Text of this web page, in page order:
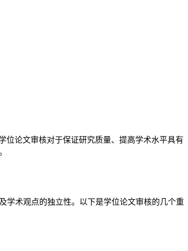
位论文审核对于保证研究质量、提高学术水平具有
学术观点的独立性。以下是学位论文审核的几个重